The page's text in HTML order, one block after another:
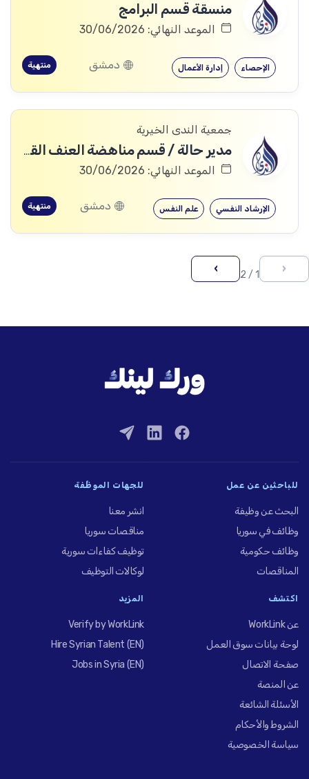
منسقة قسم البرامج
الموعد النهائي: 30/06/2026
إدارة الأعمال الإحصاء دمشق منتهية
جمعية الندى الخيرية
مدير حالة / قسم مناهضة العنف القائم على النوع الاجتماعي
الموعد النهائي: 30/06/2026
علم النفس الإرشاد النفسي دمشق منتهية
‹
1 / 2
›
للباحثين عن عمل
البحث عن وظيفة
وظائف في سوريا
وظائف حكومية
المناقصات
للجهات الموظِّفة
انشر معنا
مناقصات سوريا
توظيف كفاءات سورية
لوكالات التوظيف
اكتشف
عن WorkLink
لوحة بيانات سوق العمل
صفحة الاتصال
عن المنصة
الأسئلة الشائعة
الشروط والأحكام
سياسة الخصوصية
المزيد
Verify by WorkLink
Hire Syrian Talent (EN)
Jobs in Syria (EN)